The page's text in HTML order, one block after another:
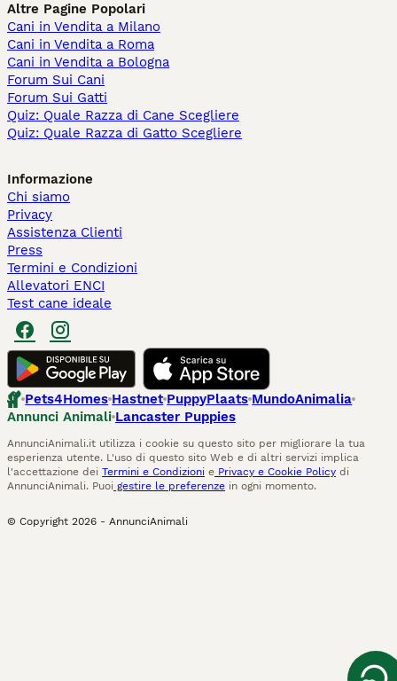
Altre Pagine Popolari
Cani in Vendita a Milano
Cani in Vendita a Roma
Cani in Vendita a Bologna
Forum Sui Cani
Forum Sui Gatti
Quiz: Quale Razza di Cane Scegliere
Quiz: Quale Razza di Gatto Scegliere
Informazione
Chi siamo
Privacy
Assistenza Clienti
Press
Termini e Condizioni
Allevatori ENCI
Test cane ideale
Pets4Homes Hastnet PuppyPlaats MundoAnimalia
Annunci Animali Lancaster Puppies
AnnunciAnimali.it utilizza i cookie su questo sito per migliorare la tua
esperienza utente. L'uso di questo sito Web e di altri servizi implica
l'accettazione dei Termini e Condizioni e Privacy e Cookie Policy di
AnnunciAnimali. Puoi gestire le preferenze in ogni momento.
© Copyright 2026 - AnnunciAnimali